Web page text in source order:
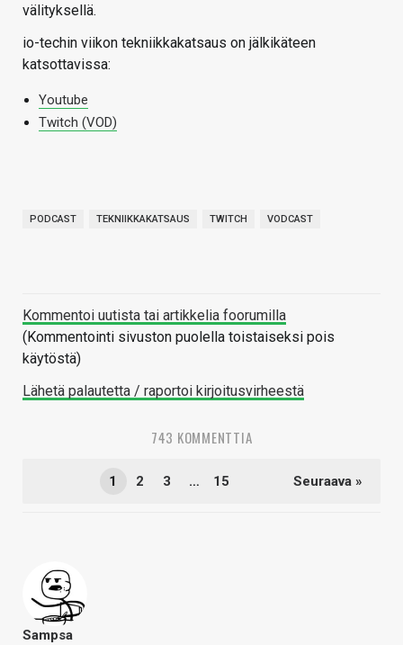
välityksellä.
io-techin viikon tekniikkakatsaus on jälkikäteen
katsottavissa:
Youtube
Twitch (VOD)
PODCAST TEKNIIKKAKATSAUS TWITCH VODCAST
Kommentoi uutista tai artikkelia foorumilla
(Kommentointi sivuston puolella toistaiseksi pois
käytöstä)
Lähetä palautetta / raportoi kirjoitusvirheestä
743 KOMMENTTIA
1 2 3 … 15 Seuraava »
Sampsa